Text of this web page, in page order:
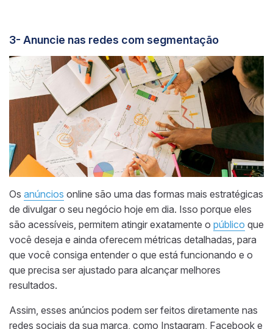
3- Anuncie nas redes com segmentação
Os anúncios online são uma das formas mais estratégicas
de divulgar o seu negócio hoje em dia. Isso porque eles
são acessíveis, permitem atingir exatamente o público que
você deseja e ainda oferecem métricas detalhadas, para
que você consiga entender o que está funcionando e o
que precisa ser ajustado para alcançar melhores
resultados.
Assim, esses anúncios podem ser feitos diretamente nas
redes sociais da sua marca, como Instagram, Facebook e